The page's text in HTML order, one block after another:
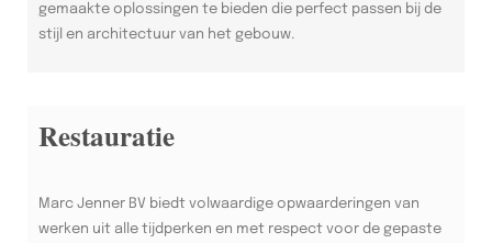
gemaakte oplossingen te bieden die perfect passen bij de
stijl en architectuur van het gebouw.
Restauratie
Marc Jenner BV biedt volwaardige opwaarderingen van
werken uit alle tijdperken en met respect voor de gepaste